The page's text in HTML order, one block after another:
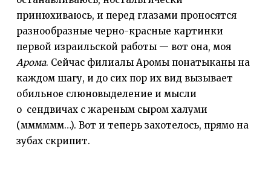
принюхиваюсь, и перед глазами проносятся
разнообразные черно-красные картинки
первой израильской работы — вот она, моя
Арома. Сейчас филиалы Аромы понатыканы на
каждом шагу, и до сих пор их вид вызывает
обильное слюновыделение и мысли
о сендвичах с жареным сыром халуми
(мммммм…). Вот и теперь захотелось, прямо на
зубах скрипит.